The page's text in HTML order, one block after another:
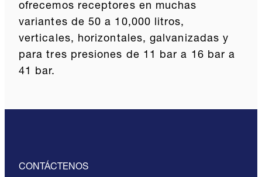
ofrecemos receptores en muchas
variantes de 50 a 10,000 litros,
verticales, horizontales, galvanizadas y
para tres presiones de 11 bar a 16 bar a
41 bar.
CONTÁCTENOS